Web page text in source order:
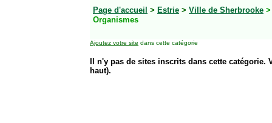
Page d'accueil > Estrie > Ville de Sherbrooke
Organismes
Ajoutez votre site dans cette catégorie
Il n'y pas de sites inscrits dans cette
haut).